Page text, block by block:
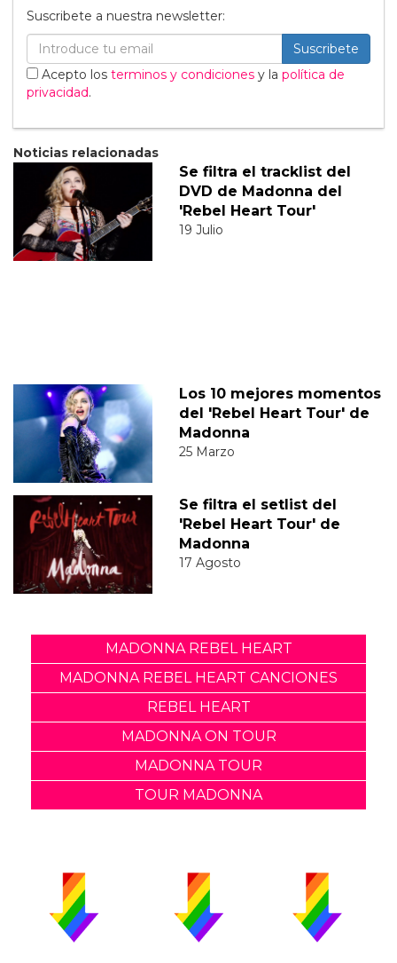
Suscribete a nuestra newsletter:
Suscribete
Acepto los terminos y condiciones y la política de
privacidad.
Noticias relacionadas
Se filtra el tracklist del
DVD de Madonna del
'Rebel Heart Tour'
19 Julio
Los 10 mejores momentos
del 'Rebel Heart Tour' de
Madonna
25 Marzo
Se filtra el setlist del
'Rebel Heart Tour' de
Madonna
17 Agosto
MADONNA REBEL HEART
MADONNA REBEL HEART CANCIONES
REBEL HEART
MADONNA ON TOUR
MADONNA TOUR
TOUR MADONNA